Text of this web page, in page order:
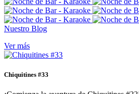
Nuestro Blog
Ver más
Chiquitines #33